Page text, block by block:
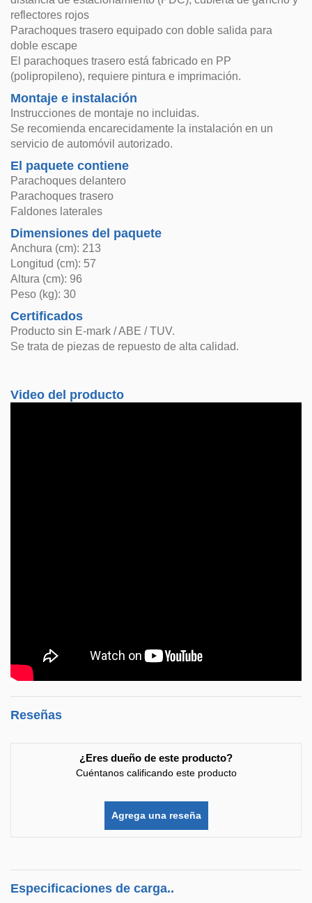
reflectores rojos
Parachoques trasero equipado con doble salida para
doble escape
El parachoques trasero está fabricado en PP
(polipropileno), requiere pintura e imprimación.
Montaje e instalación
Instrucciones de montaje no incluidas.
Se recomienda encarecidamente la instalación en un
servicio de automóvil autorizado.
El paquete contiene
Parachoques delantero
Parachoques trasero
Faldones laterales
Dimensiones del paquete
Anchura (cm): 213
Longitud (cm): 57
Altura (cm): 96
Peso (kg): 30
Certificados
Producto sin E-mark / ABE / TUV.
Se trata de piezas de repuesto de alta calidad.
Video del producto
Reseñas
¿Eres dueño de este producto?
Cuéntanos calificando este producto
Agrega una reseña
Especificaciones de carga..